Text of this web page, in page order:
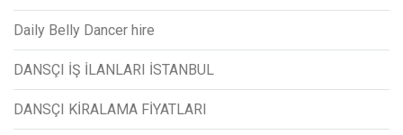
Daily Belly Dancer hire
DANSÇI İŞ İLANLARI İSTANBUL
DANSÇI KİRALAMA FİYATLARI